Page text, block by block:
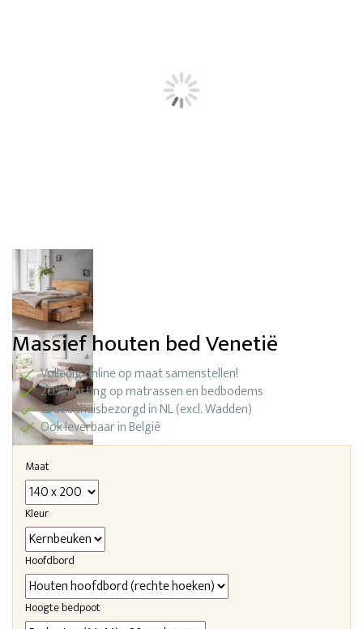
Massief houten bed Venetië
Volledig online op maat samenstellen!
20% korting op matrassen en bedbodems
Gratis thuisbezorgd in NL (excl. Wadden)
Ook leverbaar in België
Maat
Kleur
Hoofdbord
Hoogte bedpoot